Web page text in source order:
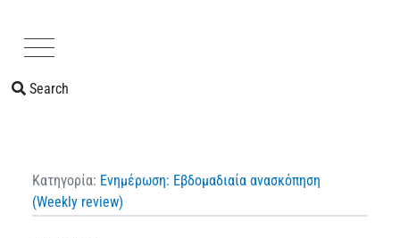
Search
Κατηγορία: Ενημέρωση: Εβδομαδιαία ανασκόπηση
(Weekly review)